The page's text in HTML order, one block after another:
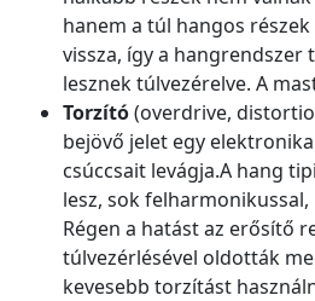
hanem a túl hangos
vissza, így a hangrendszer
lesznek túlvezérelve. A
Torzító(overdrive,
bejövő jelet egy
csúccsait levágja.A hang
lesz, sok
Régen a hatást az erősítő
túlvezérlésével oldották
kevesebb torzítást